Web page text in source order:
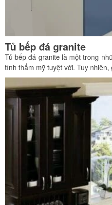
Tủ bếp đá granite
Tủ bếp đá granite là một trong
tính thẩm mỹ tuyệt vời. Tuy